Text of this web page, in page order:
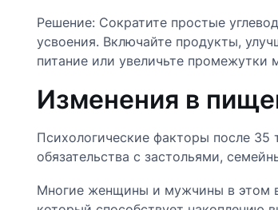
Решение: Сократите простые
усвоения. Включайте продукты,
питание или увеличьте
Изменения в
Психологические факторы после
обязательства с застольями,
Многие женщины и мужчины в этом